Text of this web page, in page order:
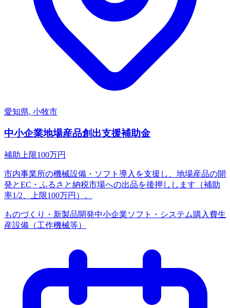
愛知県, 小牧市
中小企業地場産品創出支援補助金
補助上限100万円
市内事業所の機械設備・ソフト導入を支援し、地場産品の開
発とEC・ふるさと納税市場への出品を後押しします（補助
率1/2、上限100万円）。
ものづくり・新製品開発中小企業ソフト・システム購入費生
産設備（工作機械等）